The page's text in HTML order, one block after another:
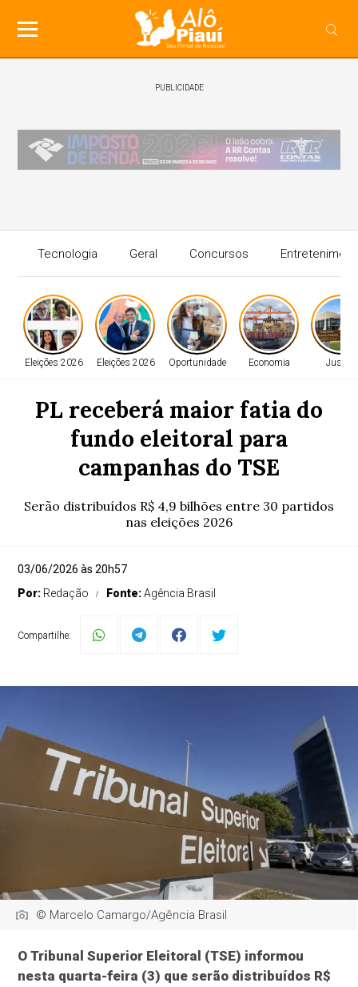
PUBLICIDADE
Tecnologia Geral Concursos
Eleições 2026 Eleições 2026 Oportunidade Economia Justiça
PL receberá maior fatia do
fundo eleitoral para
campanhas do TSE
Serão distribuídos R$ 4,9 bilhões entre 30 partidos
nas eleições 2026
03/06/2026 às 20h57
Por: Redação Fonte:Agência Brasil
Compartilhe:
© Marcelo Camargo/Agência Brasil
O Tribunal Superior Eleitoral (TSE) informou
nesta quarta-feira (3) que serão distribuídos R$